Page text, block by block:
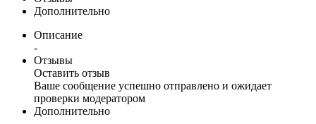
Дополнительно
Описание
-
Отзывы
Оставить отзыв
Ваше сообщение успешно отправлено и ожидает
проверки модератором
Дополнительно